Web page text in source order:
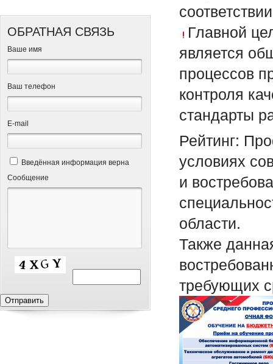
ОБРАТНАЯ СВЯЗЬ
Ваше имя
Ваш телефон
Е-mail
Введённая информация верна
Сообщение
Главной
является
процессов
контроля
стандарты
Рейтинг:
условиях
и
области.
Также
требующих